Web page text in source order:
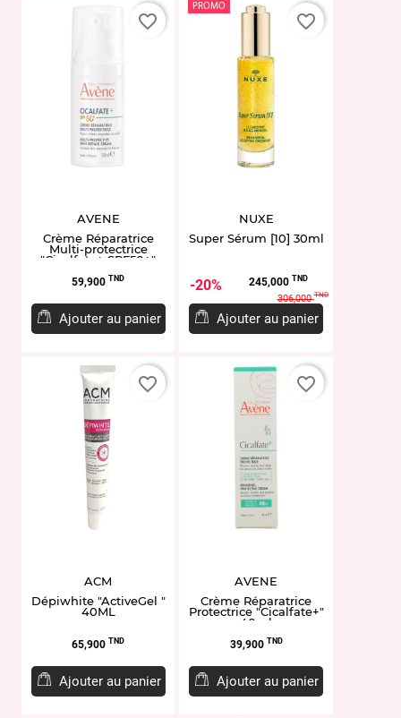
AVENE
Crème Réparatrice
Multi-protectrice
"Cicalfate+ SPF50+"
Prix
59,900 TND
Ajouter au panier
favorite_border
PROMO
NUXE
Super Sérum [10] 30ml
20% Prix
245,000 TNDPrix
de
base
306,000TND
Ajouter au panier
favorite_border
ACM
Dépiwhite "ActiveGel "
40ML
Prix
65,900 TND
Ajouter au panier
favorite_border
AVENE
Crème Réparatrice
Protectrice "Cicalfate+"
40ml
Prix
39,900 TND
Ajouter au panier
favorite_border